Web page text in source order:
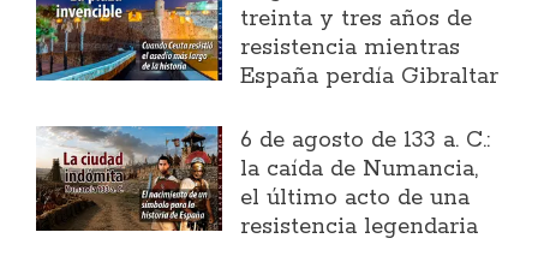
treinta y tres años de
resistencia mientras
España perdía Gibraltar
6 de agosto de 133 a. C.:
la caída de Numancia,
el último acto de una
resistencia legendaria